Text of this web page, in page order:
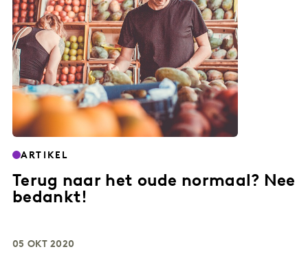
ARTIKEL
Terug naar het oude normaal? Nee
bedankt!
05 OKT 2020